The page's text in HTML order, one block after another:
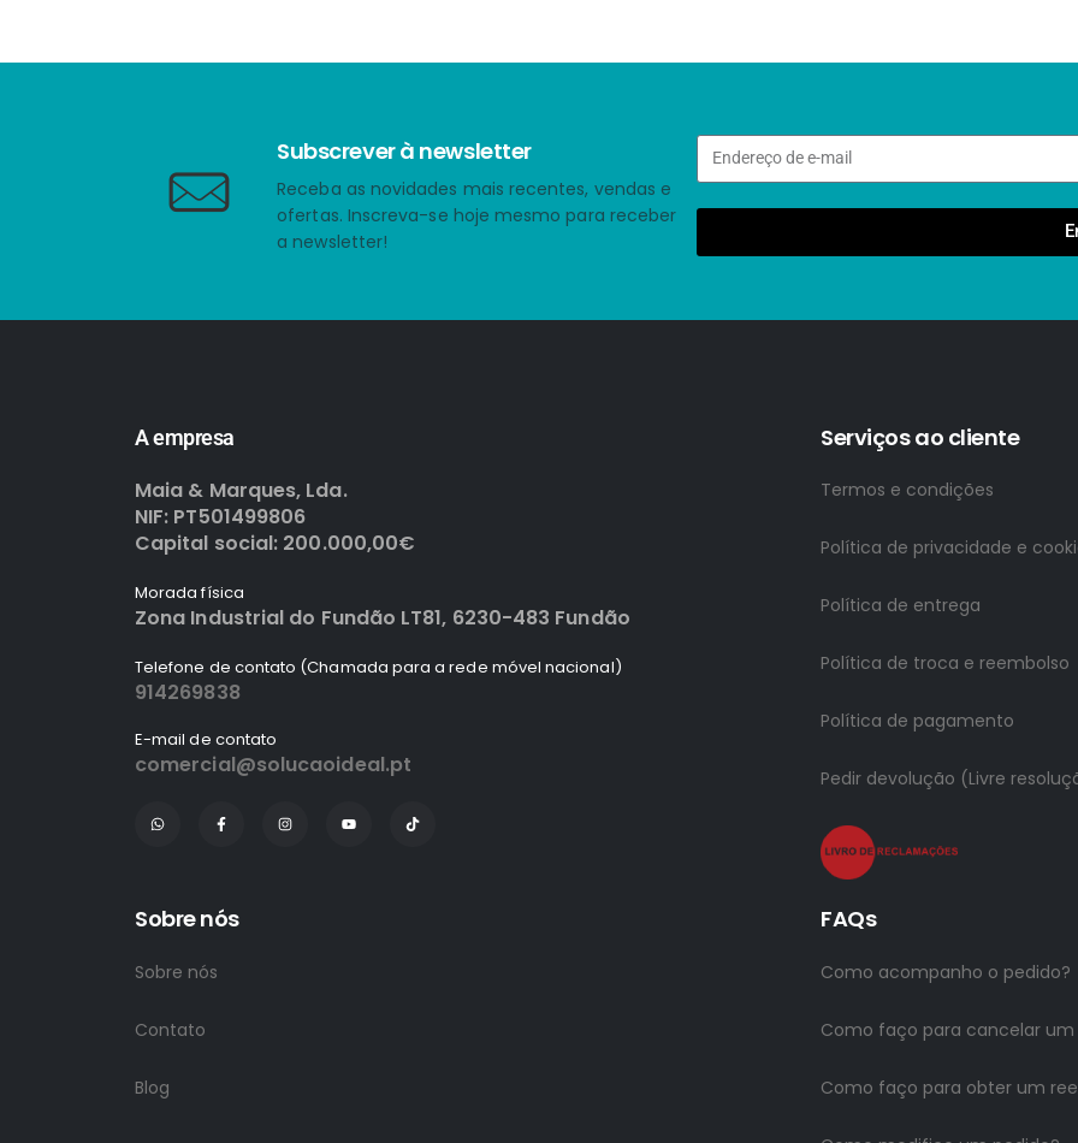
Subscrever à newsletter
Receba as novidades mais recentes, vendas e
ofertas. Inscreva-se hoje mesmo para receber
a newsletter!
A empresa
Maia & Marques, Lda.
NIF: PT501499806
Capital social: 200.000,00€
Morada física
Zona Industrial do Fundão LT81, 6230-483 Fundão
Telefone de contato (Chamada para a rede móvel nacional)
914269838
E-mail de contato
comercial@solucaoideal.pt
Serviços ao cliente
Termos e condições
Política de privacidade e
Política de entrega
Política de troca e reembolso
Política de pagamento
Pedir devolução (Livre
Sobre nós
Sobre nós
Contato
Blog
FAQs
Como acompanho o pedido?
Como faço para cancelar um
Como faço para obter um